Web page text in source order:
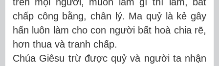
chấp công bằng, chân lý. Ma quỷ là kẻ gây
hấn luôn làm cho con người bất hoà chia rẽ,
hơn thua và tranh chấp.
Chúa Giêsu trừ được quỷ và người ta nhận